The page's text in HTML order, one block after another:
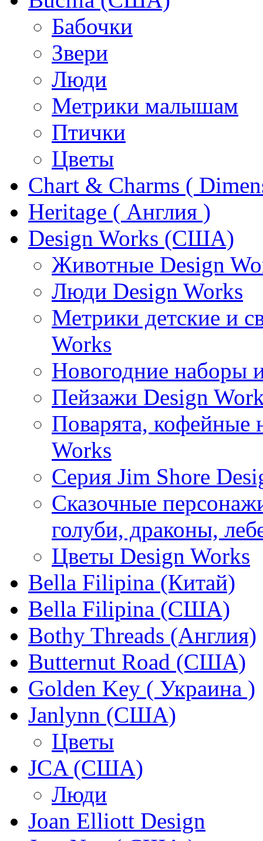
Бабочки
Звери
Люди
Метрики малышам
Птички
Цветы
Chart & Charms (
Heritage ( Англия )
Design Works (США)
Животные Design
Люди Design Works
Метрики детские и
Works
Новогодние наборы
Пейзажи Design
Поварята, кофейные
Works
Серия Jim Shore
Сказочные
голуби, драконы,
Цветы Design Works
Bella Filipina (Китай)
Bella Filipina (США)
Bothy Threads (Англия)
Butternut Road (США)
Golden Key ( Украина )
Janlynn (США)
Цветы
JCA (США)
Люди
Joan Elliott Design